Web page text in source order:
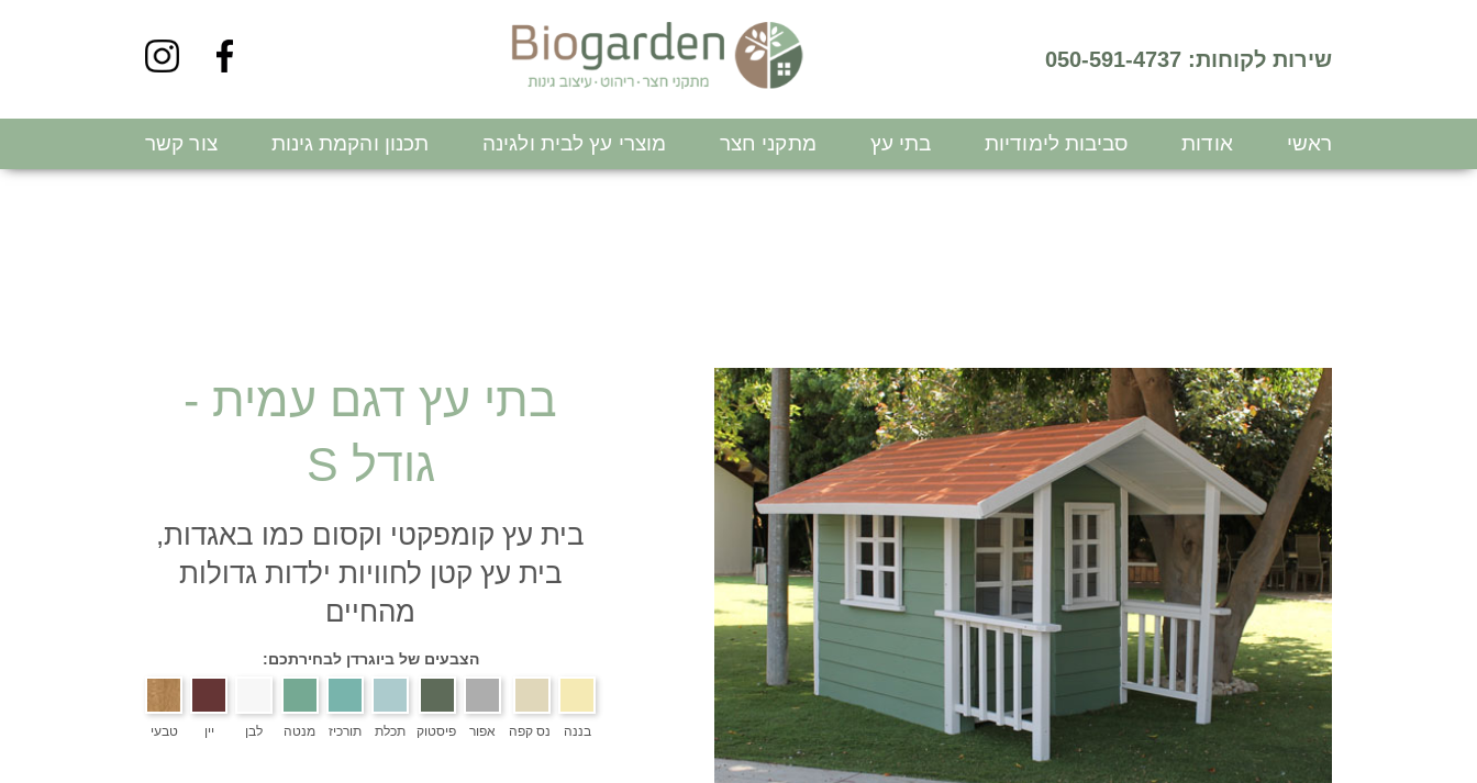
שירות לקוחות: 050-591-4737
ראשי אודות סביבות לימודיות בתי עץ מתקני חצר מוצרי עץ לבית ולגינה תכנון והקמת גינות צור קשר
בתי עץ דגם עמית -
גודל S
בית עץ קומפקטי וקסום כמו באגדות,
בית עץ קטן לחוויות ילדות גדולות
מהחיים
הצבעים של ביוגרדן לבחירתכם:
בננה נס קפה אפור פיסטוק תכלת תורכיז מנטה לבן יין טבעי